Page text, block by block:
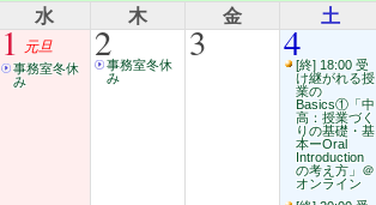
水 木 金 土
1 元旦
事務室冬休
み
2事務室冬休
み
3 4[終] 18:00 受
け継がれる授
業の
Basics①「中
高：授業づく
りの基礎・基
本ーOral
Introduction
の考え方」＠
オンライン